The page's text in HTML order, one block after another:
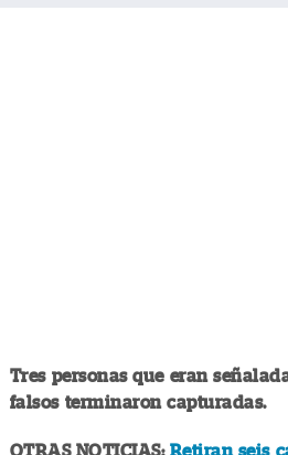
Tres personas que eran
falsos terminaron capturadas.